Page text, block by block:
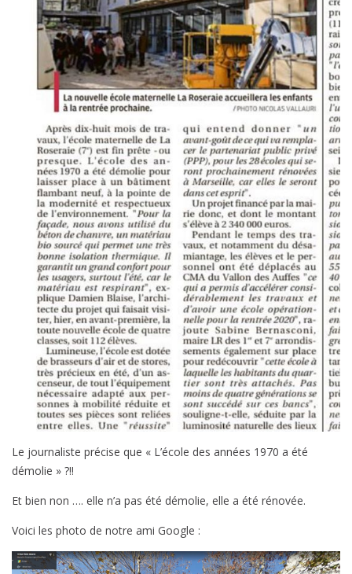
Le journaliste précise que « L’école des années 1970 a été
démolie » ?!!
Et bien non …. elle n’a pas été démolie, elle a été rénovée.
Voici les photo de notre ami Google :